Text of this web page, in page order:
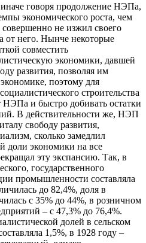
говоря продолжение НЭПа,
экономического роста, чем
не изжил своего
от него. Нынче некоторые
совместить
экономики, давшей
развития, позволяя им
поэтому для
строительства
и быстро добивать остатки
В действительности же, НЭП
свободу развития,
сколько замедлил
доли экономики на все
эту экспансию. Так, в
государственного
промышленности составляла
до 82,4%, доля в
с 35% до 44%, в розничном
– с 47,3% до 76,4%.
долей в сельском
1,5%, в 1928 году –